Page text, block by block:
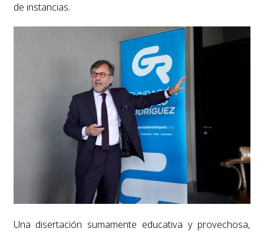
de instancias.
Una disertación sumamente educativa y provechosa,